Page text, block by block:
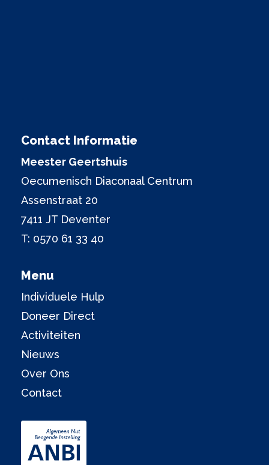
Contact Informatie
Meester Geertshuis
Oecumenisch Diaconaal Centrum
Assenstraat 20
7411 JT Deventer
T: 0570 61 33 40
Menu
Individuele Hulp
Doneer Direct
Activiteiten
Nieuws
Over Ons
Contact